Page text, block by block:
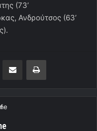
(73’
Ανδρούτσος (63’
Κοινοποίηση μέσω ηλεκτρονικού ταχυδρομείουΕκτύπωση